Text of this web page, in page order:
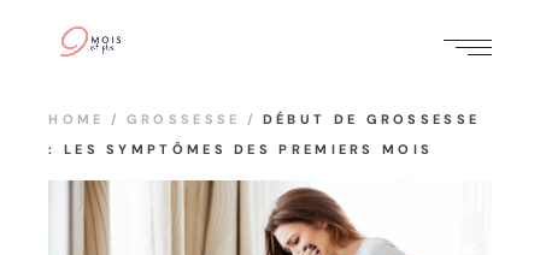
HOME GROSSESSE
DÉBUT DE GROSSESSE
: LES SYMPTÔMES DES PREMIERS MOIS